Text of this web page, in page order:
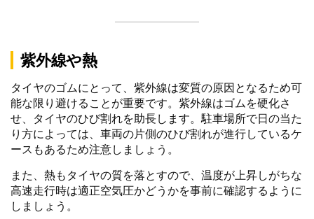
紫外線や熱
タイヤのゴムにとって、紫外線は変質の原因となるため可
能な限り避けることが重要です。紫外線はゴムを硬化さ
せ、タイヤのひび割れを助長します。駐車場所で日の当た
り方によっては、車両の片側のひび割れが進行しているケ
ースもあるため注意しましょう。
また、熱もタイヤの質を落とすので、温度が上昇しがちな
高速走行時は適正空気圧かどうかを事前に確認するように
しましょう。